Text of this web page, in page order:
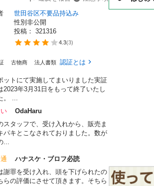
世田谷区不要品持込み
性別非公開
投稿： 321316
4.3(3)
古物商 法人書類 認証とは
ットにて実施してまいりました実証
2023年3月31日をもって終了いたし
。 ...
OdaHaru
スタッフで、受け入れから、販売ま
パキとこなされておりました。数が
...
ハナスケ・ブロフ必読
謝罪を受け入れ、頭を下げられたの
らの評価にさせて頂きます。そちら